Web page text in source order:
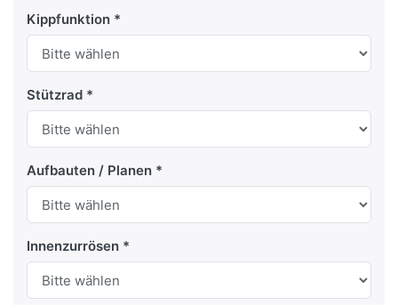
Kippfunktion
Stützrad
Aufbauten / Planen
Innenzurrösen